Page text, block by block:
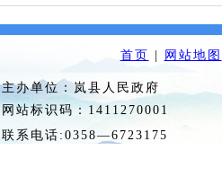
首页 网站地图
主办单位：岚县人民政府
网站标识码：
联系电话